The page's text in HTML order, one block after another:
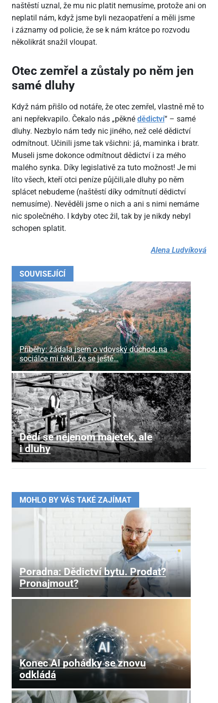
SOUVISEJÍCÍ
Příběhy: žádala jsem o vdovský důchod; na
sociálce mi řekli, že se ještě…
Dědí se nejenom majetek, ale
i dluhy
naštěstí uznal, že mu nic platit nemusíme, protože ani on
neplatil nám, když jsme byli nezaopatření a měli jsme
i záznamy od policie, že se k nám krátce po rozvodu
několikrát snažil vloupat.
Otec zemřel a zůstaly po něm jen
samé dluhy
Když nám přišlo od notáře, že otec zemřel, vlastně mě to
ani nepřekvapilo. Čekalo nás „pěkné dědictví“ – samé
dluhy. Nezbylo nám tedy nic jiného, než celé dědictví
odmítnout. Učinili jsme tak všichni: já, maminka i bratr.
Museli jsme dokonce odmítnout dědictví i za mého
malého synka. Díky legislativě za tuto možnost! Je mi
líto všech, kteří otci peníze půjčili,ale dluhy po něm
splácet nebudeme (naštěstí díky odmítnutí dědictví
nemusíme). Nevěděli jsme o nich a ani s nimi nemáme
nic společného. I kdyby otec žil, tak by je nikdy nebyl
schopen splatit.
Alena Ludvíková
MOHLO BY VÁS TAKÉ ZAJÍMAT
Poradna: Dědictví bytu. Prodat?
Pronajmout?
Konec AI pohádky se znovu
odkládá